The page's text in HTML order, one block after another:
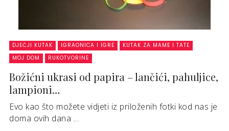
DJEČJI KUTAK IGRAONICA I IGRE
KUTAK ZA MAME I TATE
MOJ DOM
RUKOTVORINE
Božićni ukrasi od papira – lančići, pahuljice,
lampioni…
Evo kao što možete vidjeti iz priloženih fotki kod nas je
doma ovih dana ...